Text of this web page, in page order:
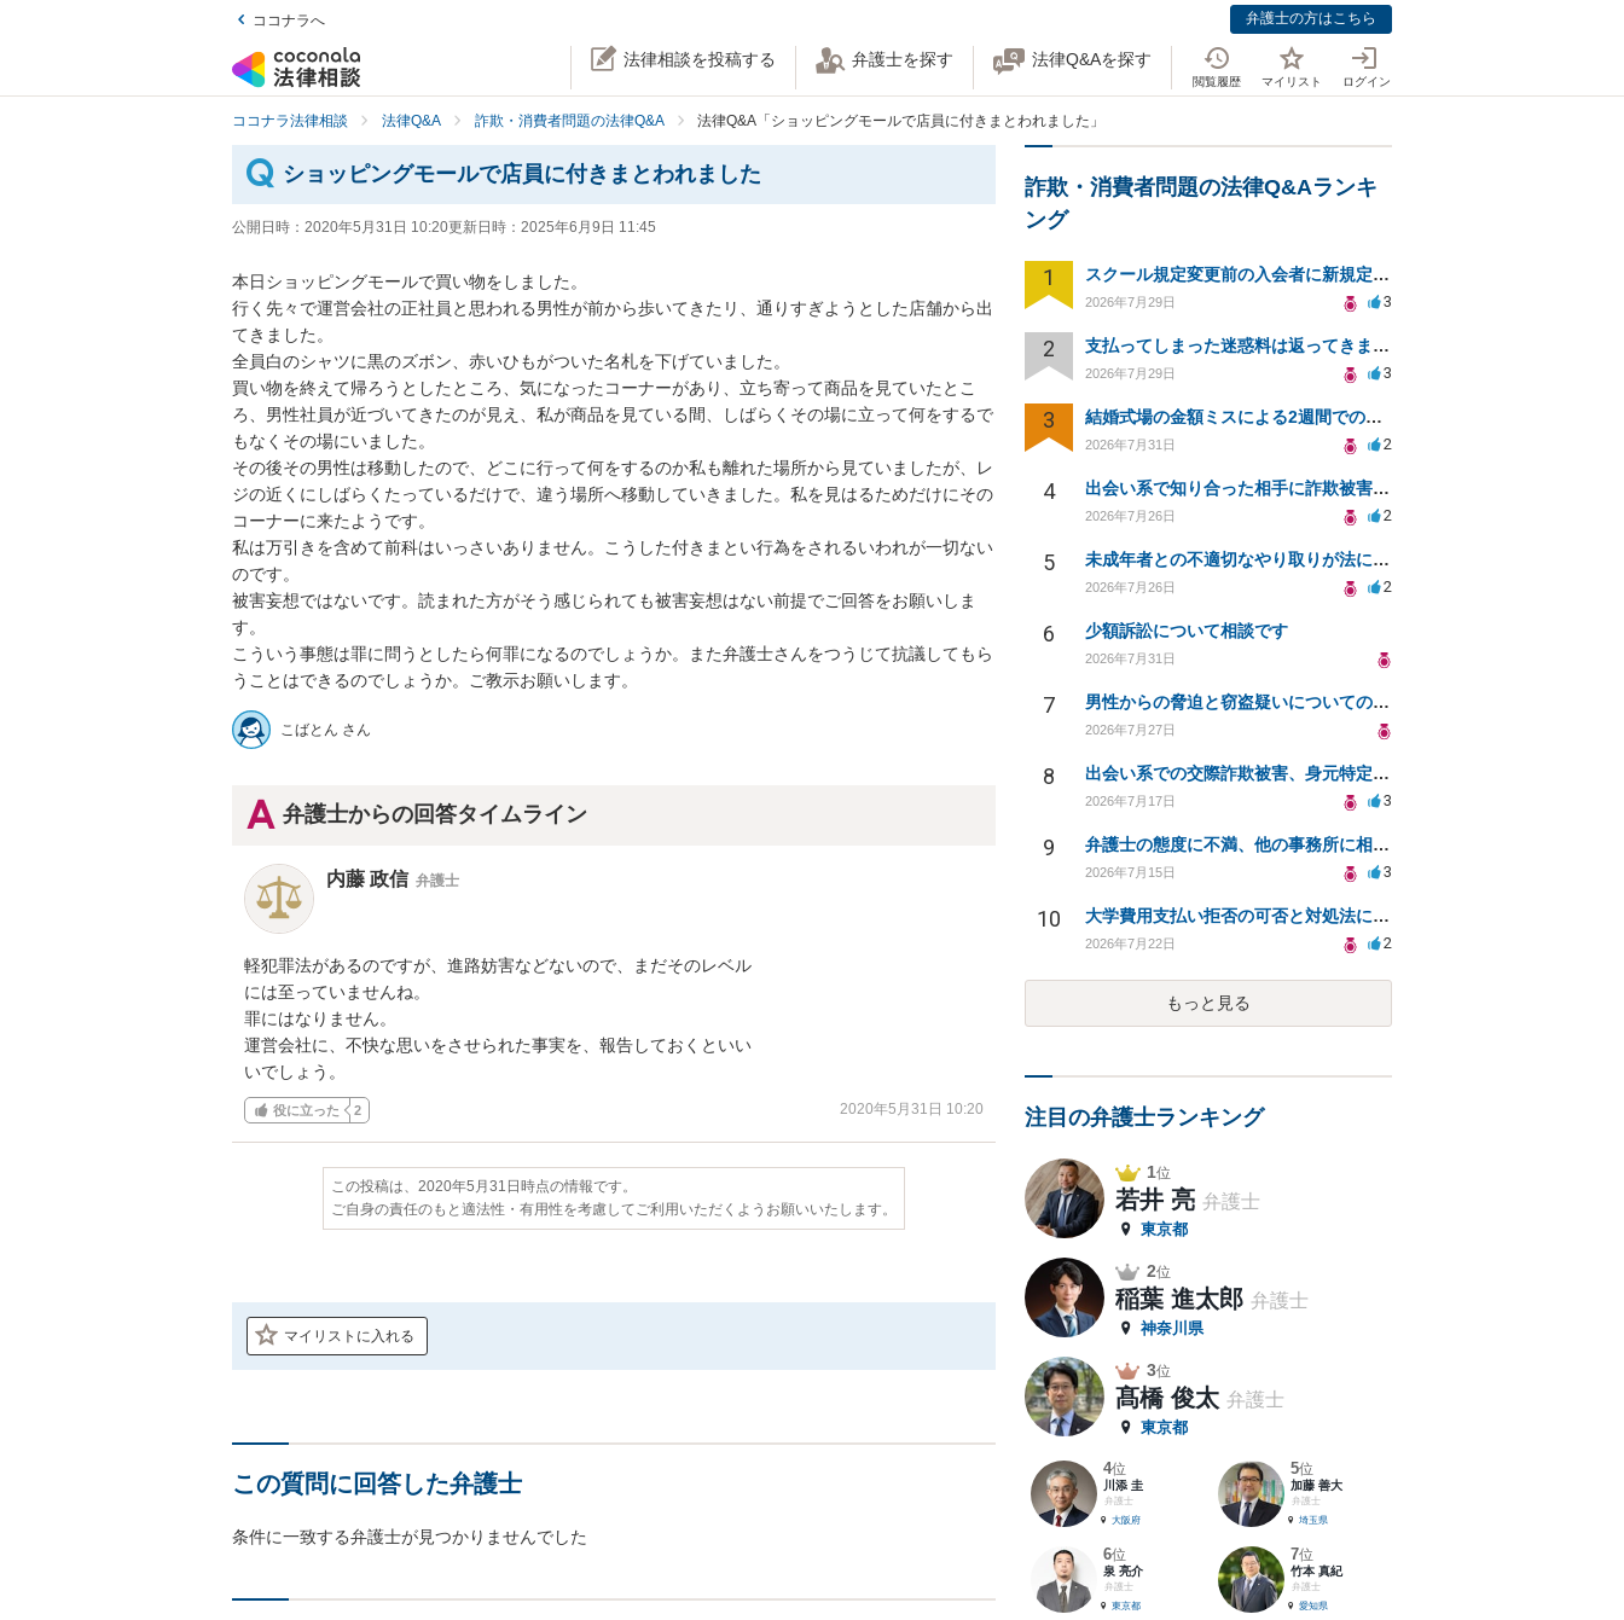
ココナラへ 弁護士の方はこちら
法律相談を投稿する 弁護士を探す 法律Q&Aを探す
閲覧履歴 マイリスト ログイン
ココナラ法律相談 法律Q&A 詐欺・消費者問題の法律Q&A 法律Q&A「ショッピングモールで店員に付きまとわれました」
ショッピングモールで店員に付きまとわれました
公開日時： 2020年5月31日 10:20更新日時： 2025年6月9日 11:45
本日ショッピングモールで買い物をしました。
行く先々で運営会社の正社員と思われる男性が前から歩いてきたリ、通りすぎようとした店舗から出
てきました。
全員白のシャツに黒のズボン、赤いひもがついた名札を下げていました。
買い物を終えて帰ろうとしたところ、気になったコーナーがあり、立ち寄って商品を見ていたとこ
ろ、男性社員が近づいてきたのが見え、私が商品を見ている間、しばらくその場に立って何をするで
もなくその場にいました。
その後その男性は移動したので、どこに行って何をするのか私も離れた場所から見ていましたが、レ
ジの近くにしばらくたっているだけで、違う場所へ移動していきました。私を見はるためだけにその
コーナーに来たようです。
私は万引きを含めて前科はいっさいありません。こうした付きまとい行為をされるいわれが一切ない
のです。
被害妄想ではないです。読まれた方がそう感じられても被害妄想はない前提でご回答をお願いしま
す。
こういう事態は罪に問うとしたら何罪になるのでしょうか。また弁護士さんをつうじて抗議してもら
うことはできるのでしょうか。ご教示お願いします。
こばとん さん
弁護士からの回答タイムライン
内藤 政信 弁護士
軽犯罪法があるのですが、進路妨害などないので、まだそのレベル
には至っていませんね。
罪にはなりません。
運営会社に、不快な思いをさせられた事実を、報告しておくといい
いでしょう。
役に立った 2 2020年5月31日 10:20
この投稿は、2020年5月31日時点の情報です。
ご自身の責任のもと適法性・有用性を考慮してご利用いただくようお願いいたします。
マイリストに入れる
この質問に回答した弁護士
条件に一致する弁護士が見つかりませんでした
詐欺・消費者問題の法律Q&Aランキ
ング
1 スクール規定変更前の入会者に新規定は適用されるのか
2026年7月29日 3
2 支払ってしまった迷惑料は返ってきますか？
2026年7月29日 3
3 結婚式場の金額ミスによる2週間での解約。キャンセル料10万円の免除は可能か。
2026年7月31日 2
4 出会い系で知り合った相手に詐欺被害、免許証の悪用リスクと対策。
2026年7月26日 2
5 未成年者との不適切なやり取りが法に触れる可能性と対処法
2026年7月26日 2
6 少額訴訟について相談です
2026年7月31日
7 男性からの脅迫と窃盗疑いについての法的対処法
2026年7月27日
8 出会い系での交際詐欺被害、身元特定と返金請求の方法は？
2026年7月17日 3
9 弁護士の態度に不満、他の事務所に相談すべきか？
2026年7月15日 3
10 大学費用支払い拒否の可否と対処法について知りたい
2026年7月22日 2
もっと見る
注目の弁護士ランキング
1位
若井 亮 弁護士
東京都
2位
稲葉 進太郎 弁護士
神奈川県
3位
髙橋 俊太 弁護士
東京都
4位
川添 圭
弁護士
大阪府
5位
加藤 善大
弁護士
埼玉県
6位
泉 亮介
弁護士
東京都
7位
竹本 真紀
弁護士
愛知県